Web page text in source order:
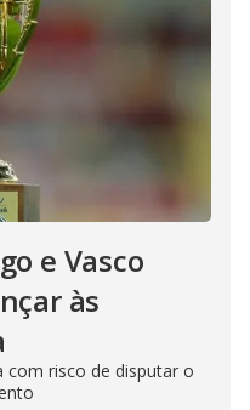
e Vasco
às
com risco de disputar o